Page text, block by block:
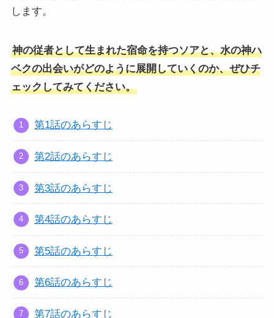
します。
神の従者として生まれた宿命を持つソアと、水の神ハ
ベクの出会いがどのように展開していくのか、ぜひチ
ェックしてみてください。
第1話のあらすじ
第2話のあらすじ
第3話のあらすじ
第4話のあらすじ
第5話のあらすじ
第6話のあらすじ
第7話のあらすじ